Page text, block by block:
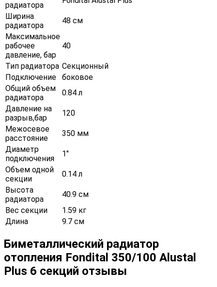
радиатора
Ширина
радиатора
48 см
Максимальное
рабочее
давление, бар
40
Тип радиатора Секционный
Подключение
боковое
Общий объем
радиатора
0.84 л
Давление на
разрыв,бар
120
Межосевое
расстояние
350 мм
Диаметр
подключения
1"
Объем одной
секции
0.14 л
Высота
радиатора
40.9 см
Вес секции
1.59 кг
Длина
9.7 см
Биметаллический радиатор
отопления Fondital 350/100 Alustal
Plus 6 секций отзывы